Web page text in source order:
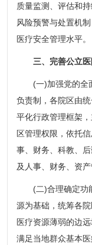
质量监测、评估和
风险预警与处置机
医疗安全管理水平。
三、完善公立医
(一)加强党的全面
负责制，各院区由
平化行政管理框架
区管理权限，依托
事、财务、科教、
及人事、财务、资
(二)合理确定功能
源为基础，统筹各
医疗资源薄弱的边
满足当地群众基本